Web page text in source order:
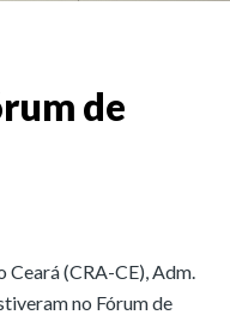
de
(CRA-CE), Adm.
no Fórum de